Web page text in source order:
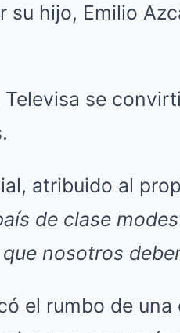
su hijo, Emilio
Televisa se
atribuido al
de clase
nosotros
el rumbo de